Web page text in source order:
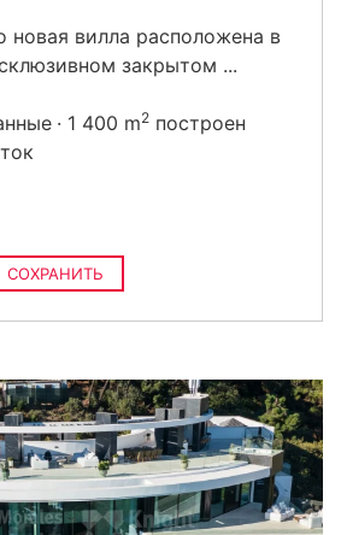
новая вилла расположена в
закрытом ...
1 400 m2 построен
СОХРАНИТЬ